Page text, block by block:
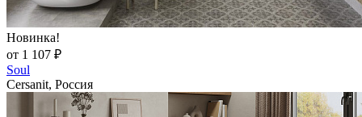
Новинка!
от 1 107 ₽
Soul
Cersanit, Россия